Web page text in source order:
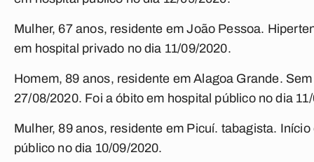
Mulher, 67 anos, residente em João Pessoa.
em hospital privado no dia 11/09/2020.
Homem, 89 anos, residente em Alagoa Grande.
27/08/2020. Foi a óbito em hospital público no dia
Mulher, 89 anos, residente em Picuí. tabagista.
público no dia 10/09/2020.